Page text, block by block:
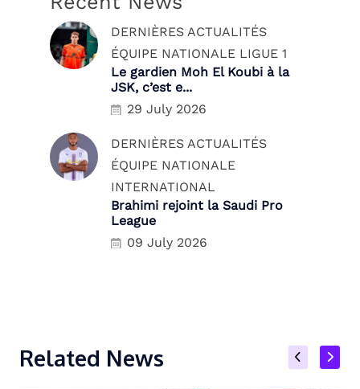
DERNIÈRES ACTUALITÉS
ÉQUIPE NATIONALE LIGUE 1
Le gardien Moh El Koubi à la
JSK, c’est e...
29 July 2026
DERNIÈRES ACTUALITÉS
ÉQUIPE NATIONALE
INTERNATIONAL
Brahimi rejoint la Saudi Pro
League
09 July 2026
Related News